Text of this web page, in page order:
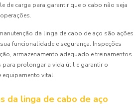
de carga para garantir que o cabo não seja
da linga de cabo de aço são ações
funcionalidade e segurança. Inspeções
armazenamento adequado e treinamentos
prolongar a vida útil e garantir o
equipamento vital.
da linga de cabo de aço